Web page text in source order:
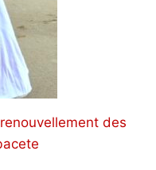
des